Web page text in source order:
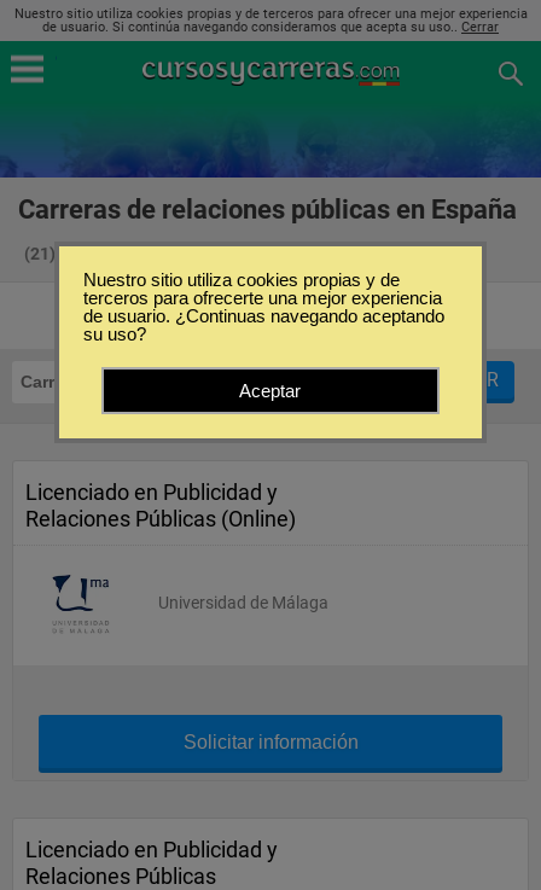
Nuestro sitio utiliza cookies propias y de terceros para ofrecer una mejor experiencia
de usuario. Si continúa navegando consideramos que acepta su uso.. Cerrar
Carreras de relaciones públicas en España
(21)
Carreras Relaciones Públicas FILTRAR
Licenciado en Publicidad y
Relaciones Públicas (Online)
Universidad de Málaga
Solicitar información
Licenciado en Publicidad y
Relaciones Públicas
Nuestro sitio utiliza cookies propias y de
terceros para ofrecerte una mejor experiencia
de usuario. ¿Continuas navegando aceptando
su uso?
Aceptar